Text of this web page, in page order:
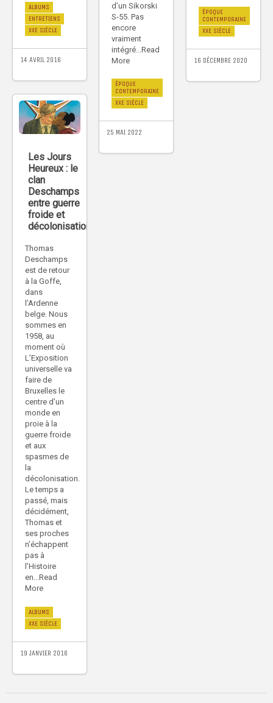
d’un Sikorski
S-55. Pas
encore
vraiment
intégré...Read
More
ÉPOQUE
CONTEMPORAINE
XXE SIÈCLE
25 MAI 2022
ÉPOQUE
CONTEMPORAINE
XXE SIÈCLE
16 DÉCEMBRE 2020
ALBUMS
ENTRETIENS
XXE SIÈCLE
14 AVRIL 2016
Les Jours
Heureux : le
clan
Deschamps
entre guerre
froide et
décolonisation
Thomas
Deschamps
est de retour
à la Goffe,
dans
l’Ardenne
belge. Nous
sommes en
1958, au
moment où
L’Exposition
universelle va
faire de
Bruxelles le
centre d’un
monde en
proie à la
guerre froide
et aux
spasmes de
la
décolonisation.
Le temps a
passé, mais
décidément,
Thomas et
ses proches
n’échappent
pas à
l’Histoire
en...Read
More
ALBUMS
XXE SIÈCLE
19 JANVIER 2016